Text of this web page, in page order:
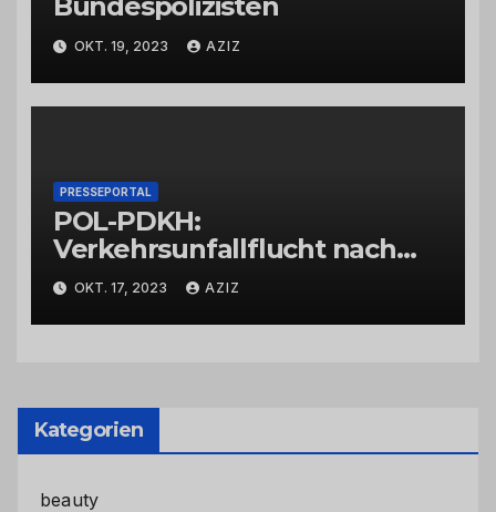
Bundespolizisten
OKT. 19, 2023 AZIZ
PRESSEPORTAL
POL-PDKH:
Verkehrsunfallflucht nach
Abbiegevorgang
OKT. 17, 2023 AZIZ
Kategorien
beauty